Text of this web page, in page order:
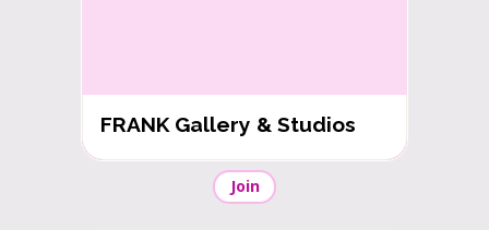
FRANK Gallery & Studios
Join